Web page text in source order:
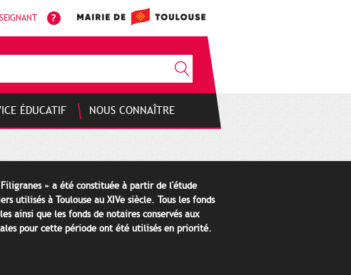
ÉDUCATIF NOUS CONNAÎTRE
Filigranes » a été constituée à partir de l'étude
utilisés à Toulouse au XIVe siècle. Tous les fonds
ainsi que les fonds de notaires conservés aux
pour cette période ont été utilisés en priorité.